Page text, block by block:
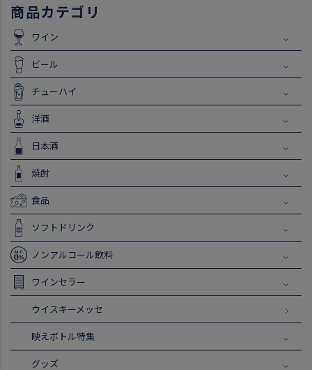
商品カテゴリ
ワイン
ビール
チューハイ
洋酒
日本酒
焼酎
食品
ソフトドリンク
ノンアルコール飲料
ワインセラー
ウイスキーメッセ
映えボトル特集
グッズ